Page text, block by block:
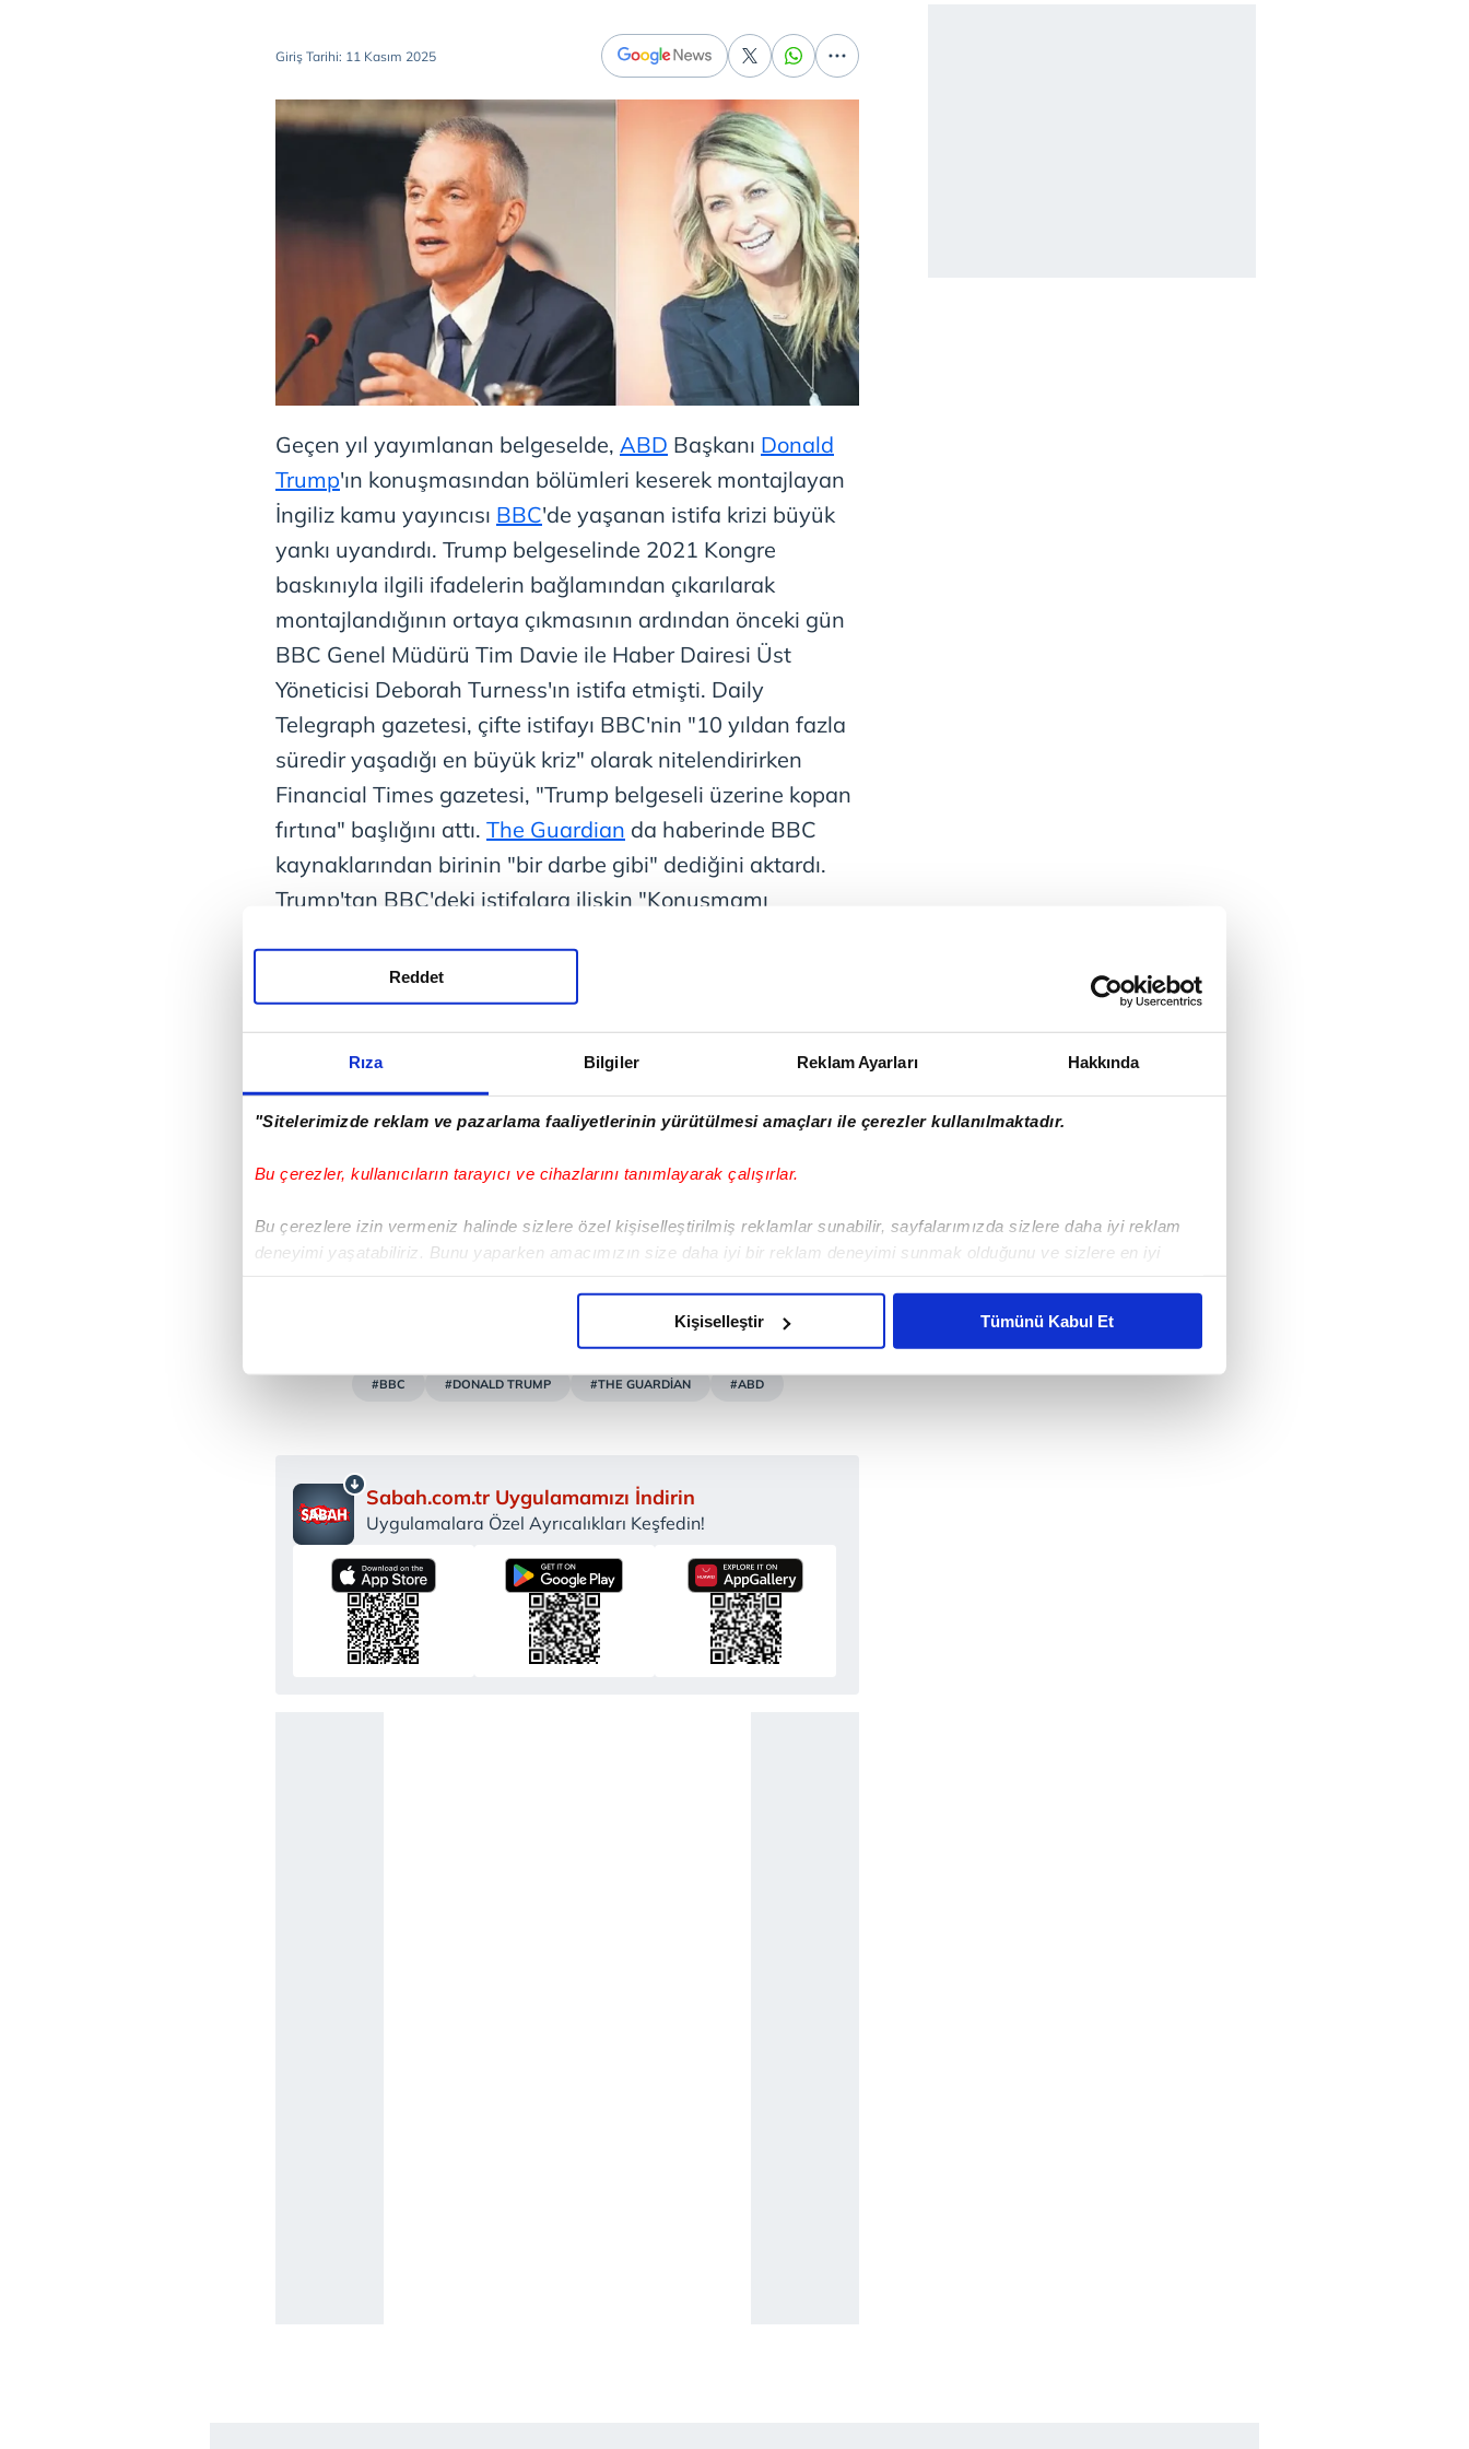
Rıza Bilgiler Reklam Ayarları Hakkında
"Sitelerimizde reklam ve pazarlama faaliyetlerinin yürütülmesi amaçları ile çerezler kullanılmaktadır.
Bu çerezler, kullanıcıların tarayıcı ve cihazlarını tanımlayarak çalışırlar.
Bu çerezlere izin vermeniz halinde sizlere özel kişiselleştirilmiş reklamlar sunabilir, sayfalarımızda sizlere daha iyi reklam
deneyimi yaşatabiliriz. Bunu yaparken amacımızın size daha iyi bir reklam deneyimi sunmak olduğunu ve sizlere en iyi
reklam/pazarlama faaliyetlerinin yapılması, amaçlarıyla sınırlı olarak açık rızanız dahilinde kullanılacaktır.
Çerezlere ilişkin tercihlerinizi aşağıda yer alan panel vasıtasıyla belirleyebilirsiniz. Çerezlere ilişkin detaylı bilgi için Ayarlar
butonuna tıklayabilir,Çerez Bilgilendirme Metnimizi ziyaret edebilirsiniz.
6698 sayılı Kişisel Verilerin Korunması Kanunu uyarınca hazırlanmış Aydınlatma Metnimizi okumak ve sitemizde ilgili
mevzuata uygun olarak kullanılan çerezlerle ilgili bilgi almak için lütfen
Reddet
Kişiselleştir Tümünü Kabul Et
Giriş Tarihi: 11 Kasım 2025
Geçen yıl yayımlanan belgeselde, ABD Başkanı Donald
Trump'ın konuşmasından bölümleri keserek montajlayan
İngiliz kamu yayıncısı BBC'de yaşanan istifa krizi büyük
yankı uyandırdı. Trump belgeselinde 2021 Kongre
baskınıyla ilgili ifadelerin bağlamından çıkarılarak
montajlandığının ortaya çıkmasının ardından önceki gün
BBC Genel Müdürü Tim Davie ile Haber Dairesi Üst
Yöneticisi Deborah Turness'ın istifa etmişti. Daily
Telegraph gazetesi, çifte istifayı BBC'nin "10 yıldan fazla
süredir yaşadığı en büyük kriz" olarak nitelendirirken
Financial Times gazetesi, "Trump belgeseli üzerine kopan
fırtına" başlığını attı. The Guardian da haberinde BBC
kaynaklarından birinin "bir darbe gibi" dediğini aktardı.
Trump'tan BBC'deki istifalara ilişkin "Konuşmamı
Trump'ın destekçilerine "Kongreye yürüyün ve savaşın"
mesajını verdiği algısı oluşmuştu. BBC Yönetim Kurulu
Başkanı Samir Shah, Trump belgeselinin
kurgulanmasında "yanlış değerlendirme" yapıldığı
gerekçesiyle özür diledi.
#BBC #DONALD TRUMP #THE GUARDİAN #ABD
Sabah.com.tr Uygulamamızı İndirin
Uygulamalara Özel Ayrıcalıkları Keşfedin!